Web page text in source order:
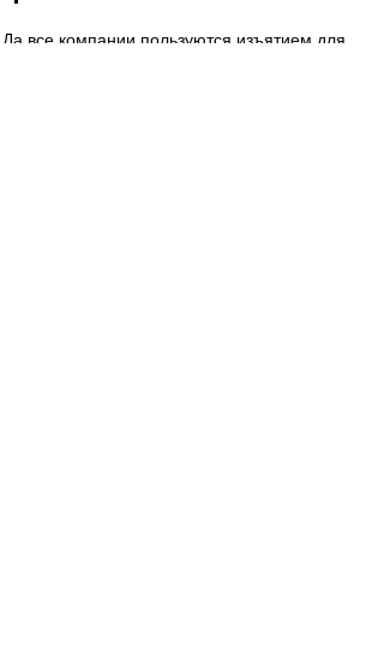
Да все компании пользуются изъятием для